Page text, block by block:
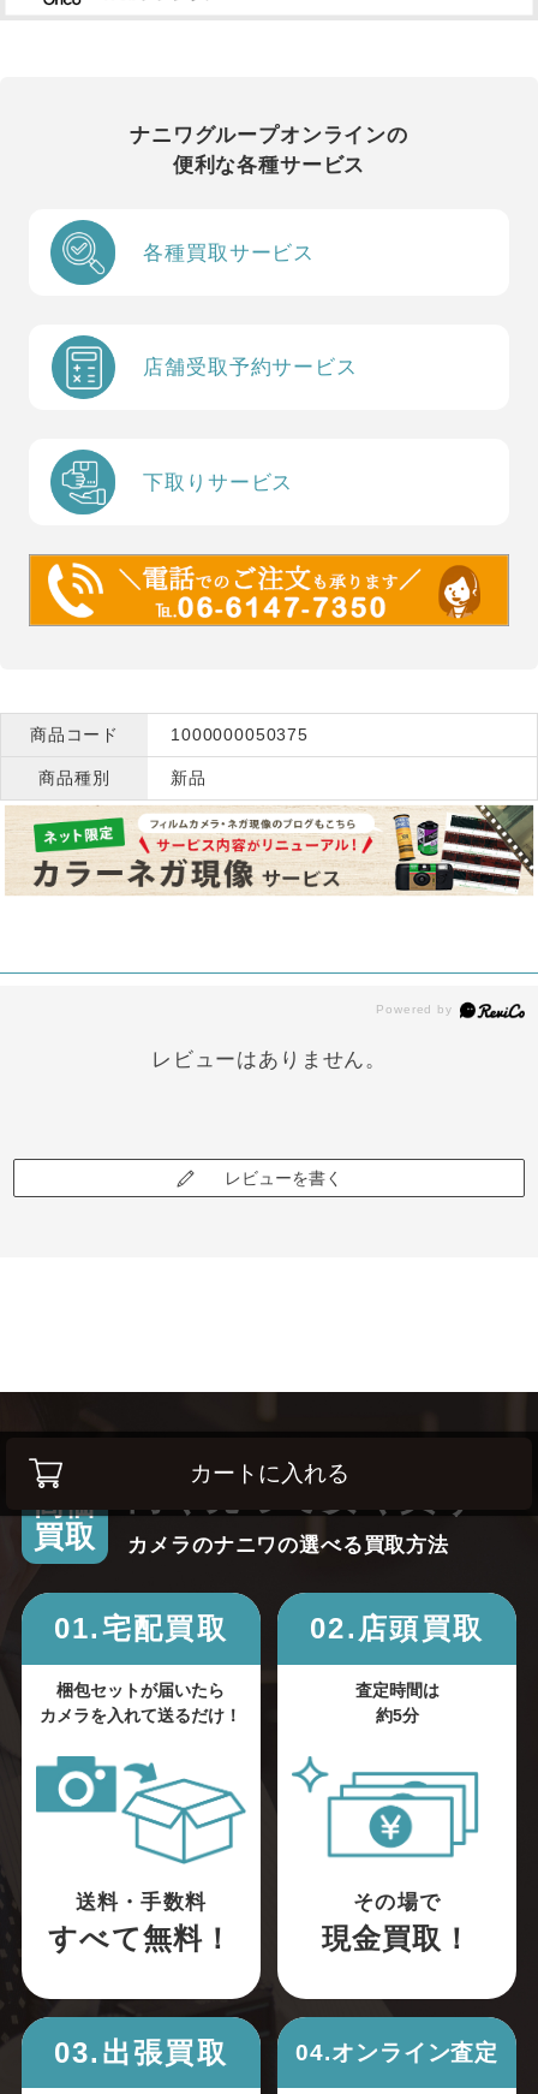
ナニワグループオンラインの
便利な各種サービス
各種買取サービス
店舗受取予約サービス
下取りサービス
カートに入れる
商品コード 1000000050375
商品種別 新品
レビューはありません。
レビューを書く
高価
買取
カメラのナニワの選べる買取方法
01.宅配買取
梱包セットが届いたら
カメラを入れて送るだけ！
送料・手数料
すべて無料！
02.店頭買取
査定時間は
約5分
その場で
現金買取！
03.出張買取 04.オンライン査定